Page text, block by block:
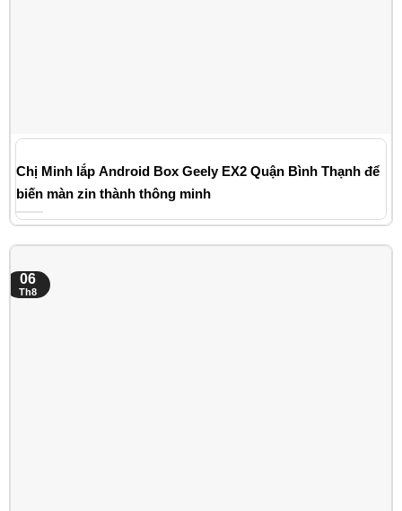
Chị Minh lắp Android Box Geely EX2 Quận Bình Thạnh để
biến màn zin thành thông minh
06
Th8